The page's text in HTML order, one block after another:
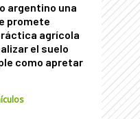
argentino una
promete
agrícola
el suelo
como apretar